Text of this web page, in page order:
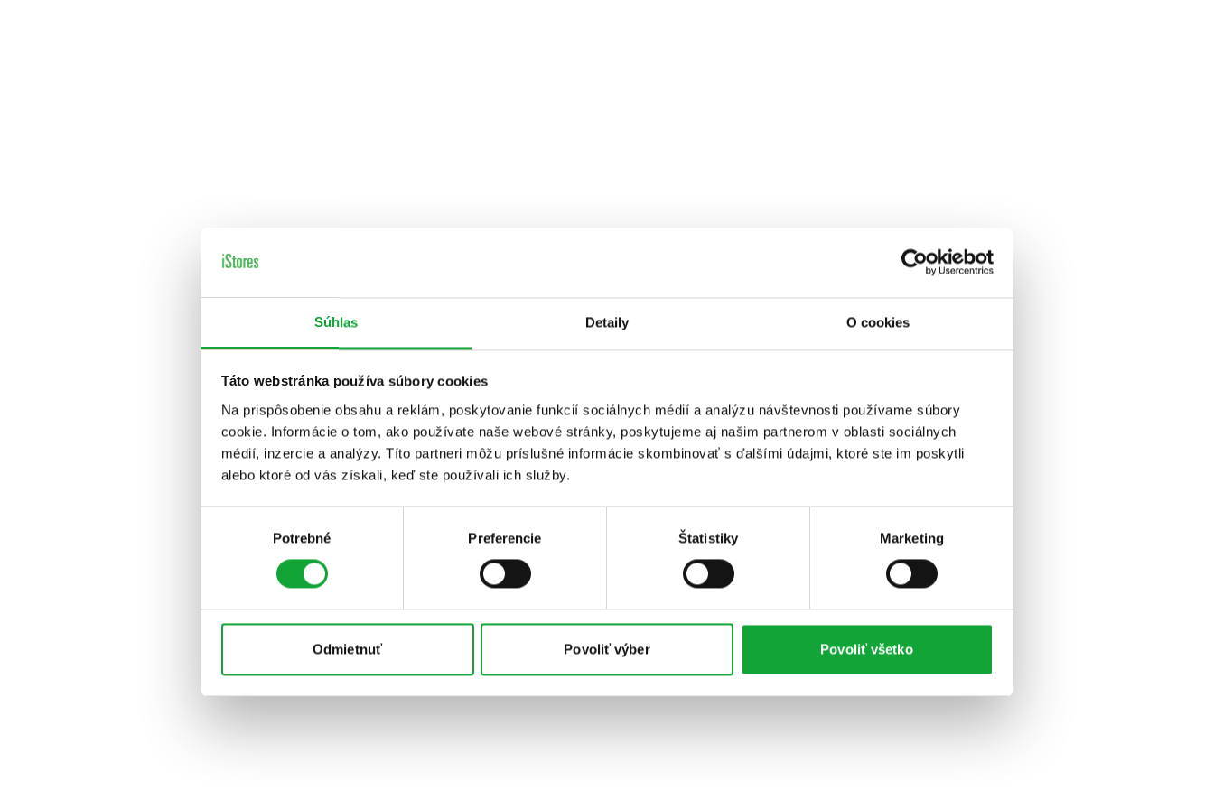
Súhlas Detaily O cookies
Táto webstránka používa súbory cookies
Na prispôsobenie obsahu a reklám, poskytovanie funkcií sociálnych médií a analýzu návštevnosti používame súbory
cookie. Informácie o tom, ako používate naše webové stránky, poskytujeme aj našim partnerom v oblasti sociálnych
médií, inzercie a analýzy. Títo partneri môžu príslušné informácie skombinovať s ďalšími údajmi, ktoré ste im poskytli
alebo ktoré od vás získali, keď ste používali ich služby.
Potrebné Preferencie Štatistiky Marketing
Odmietnuť Povoliť výber Povoliť všetko